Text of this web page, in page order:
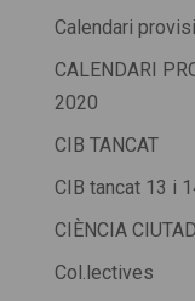
Calendari
CALENDARI
2020
CIB TANCAT
CIB tancat 13 i
CIÈNCIA
Col.lectives